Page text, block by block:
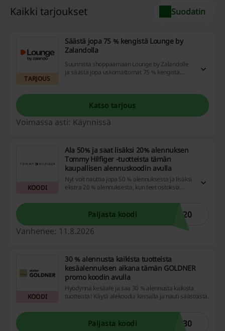
Kaikki tarjoukset Suodatin
TARJOUS
Säästä jopa 75 % kengistä Lounge by
Zalandolla
Suunnista shoppaamaan Lounge by Zalandolle
ja säästä jopa uskomattomat 75 % kengistä.
Katso tarjous
Voimassa asti: Käynnissä
KOODI
Ala 50% ja saat lisäksi 20% alennuksen
Tommy Hilfiger -tuotteista tämän
kaupallisen alennuskoodin avulla
Nyt voit nauttia jopa 50 % alennuksesta ja lisäksi
ekstra 20 % alennuksesta, kun teet ostoksia
Paljasta koodi
A20
Vanhenee: 11.8.2026
KOODI
30 % alennusta kaikista tuotteista
kesäalennuksen aikana tämän GOLDNER
promo koodin avulla
Hyödynnä kesäale ja saa 30 % alennusta kaikista
tuotteista! Käytä alekoodia kassalla ja nauti säästöistä.
Paljasta koodi
E30